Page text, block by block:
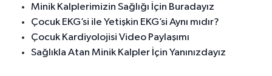
Minik Kalplerimizin Sağlığı İçin Buradayız
Çocuk EKG’si ile Yetişkin EKG’si Aynı mıdır?
Çocuk Kardiyolojisi Video Paylaşımı
Sağlıkla Atan Minik Kalpler İçin Yanınızdayız